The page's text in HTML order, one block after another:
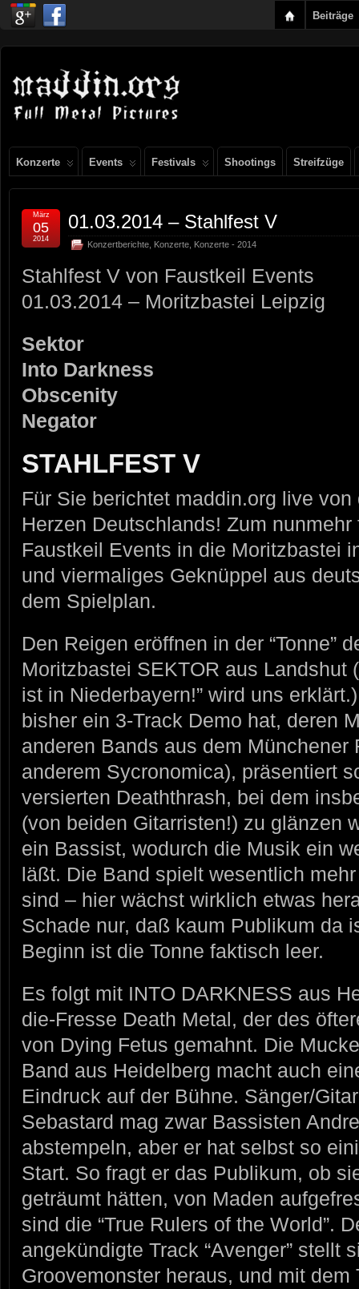
Beiträge
Konzerte Events Festivals Shootings Streifzüge
01.03.2014 – Stahlfest V
Konzertberichte Konzerte Konzerte - 2014
März
05
2014
Stahlfest V von Faustkeil Events
01.03.2014 – Moritzbastei Leipzig
Sektor
Into Darkness
Obscenity
Negator
STAHLFEST V
Für Sie berichtet maddin.org live
Herzen Deutschlands! Zum
Faustkeil Events in die Moritzbastei
und viermaliges Geknüppel aus
dem Spielplan.
Den Reigen eröffnen in der “Tonne”
Moritzbastei SEKTOR aus Landshut
ist in Niederbayern!” wird uns
bisher ein 3-Track Demo hat, deren
anderen Bands aus dem Münchener
anderem Sycronomica), präsentiert
versierten Deaththrash, bei dem
(von beiden Gitarristen!) zu glänzen
ein Bassist, wodurch die Musik ein
läßt. Die Band spielt wesentlich
sind – hier wächst wirklich etwas
Schade nur, daß kaum Publikum da
Beginn ist die Tonne faktisch leer.
Es folgt mit INTO DARKNESS aus
die-Fresse Death Metal, der des
von Dying Fetus gemahnt. Die
Band aus Heidelberg macht auch
Eindruck auf der Bühne. Sänger/
Sebastard mag zwar Bassisten
abstempeln, aber er hat selbst so
Start. So fragt er das Publikum, ob
geträumt hätten, von Maden
sind die “True Rulers of the World”.
angekündigte Track “Avenger” stellt
Groovemonster heraus, und mit dem